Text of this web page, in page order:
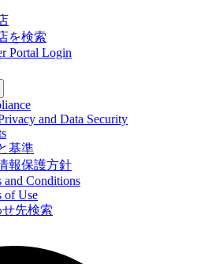
を検索
Portal Login
and Data Security
基準
報保護方針
and Conditions
of Use
先検索